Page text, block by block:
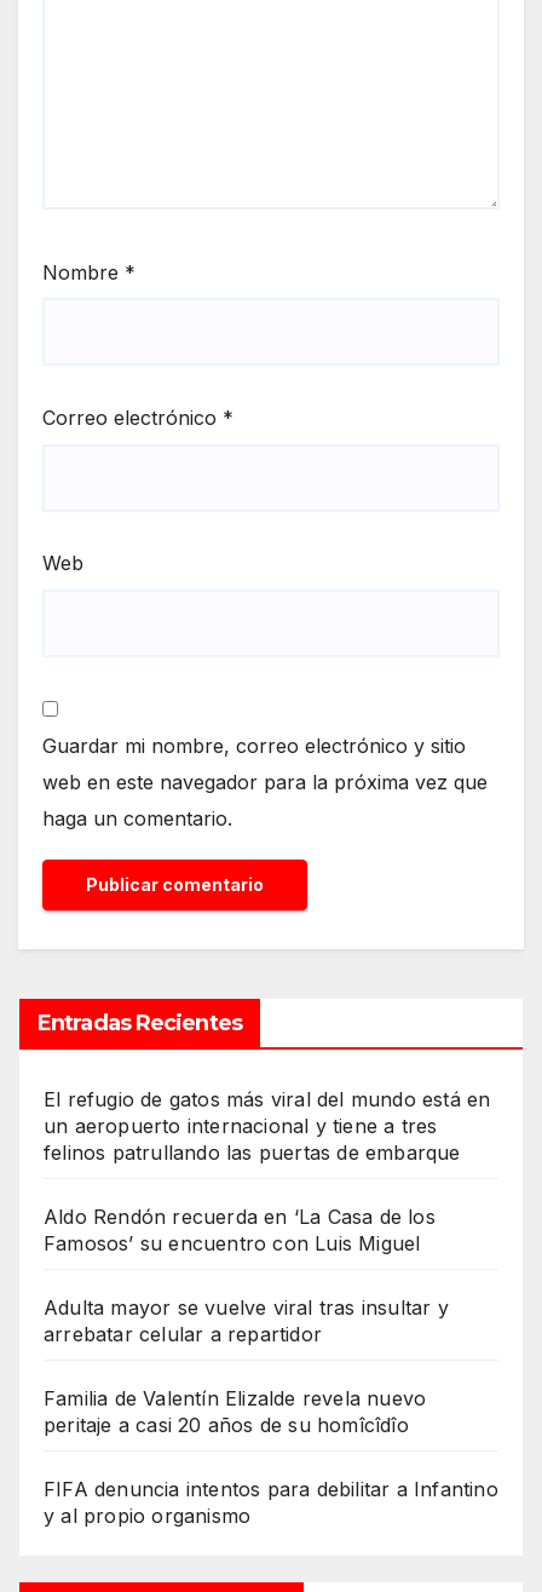
Nombre *
Correo electrónico *
Web
Guardar mi nombre, correo electrónico y sitio
web en este navegador para la próxima vez que
haga un comentario.
Entradas Recientes
El refugio de gatos más viral del mundo está en
un aeropuerto internacional y tiene a tres
felinos patrullando las puertas de embarque
Aldo Rendón recuerda en ‘La Casa de los
Famosos’ su encuentro con Luis Miguel
Adulta mayor se vuelve viral tras insultar y
arrebatar celular a repartidor
Familia de Valentín Elizalde revela nuevo
peritaje a casi 20 años de su homîcîdîo
FIFA denuncia intentos para debilitar a Infantino
y al propio organismo